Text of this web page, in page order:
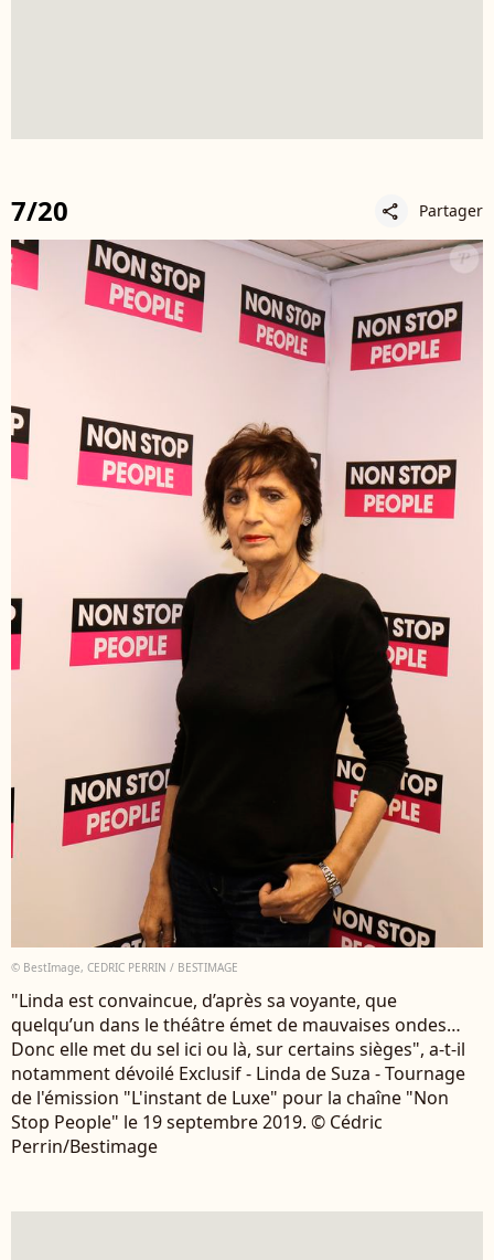
7/20 share Partager
© BestImage, CEDRIC PERRIN / BESTIMAGE
"Linda est convaincue, d’après sa voyante, que
quelqu’un dans le théâtre émet de mauvaises ondes…
Donc elle met du sel ici ou là, sur certains sièges", a-t-il
notamment dévoilé Exclusif - Linda de Suza - Tournage
de l'émission "L'instant de Luxe" pour la chaîne "Non
Stop People" le 19 septembre 2019. © Cédric
Perrin/Bestimage